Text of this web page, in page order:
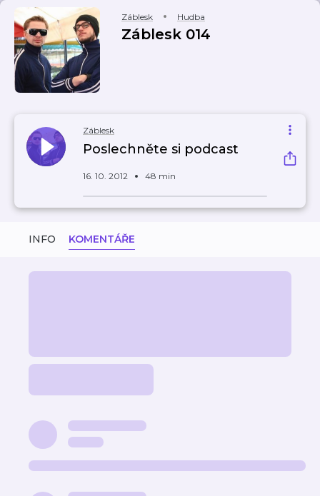
Záblesk Hudba
Záblesk 014
Záblesk
Poslechněte si podcast
16. 10. 2012 48 min
INFO KOMENTÁŘE